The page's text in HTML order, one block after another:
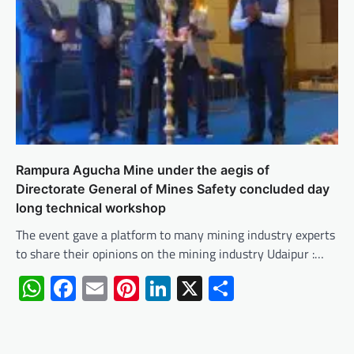
Rampura Agucha Mine under the aegis of
Directorate General of Mines Safety concluded day
long technical workshop
The event gave a platform to many mining industry experts
to share their opinions on the mining industry Udaipur :…
WhatsApp
Facebook
EmailPinterest
LinkedIn
X